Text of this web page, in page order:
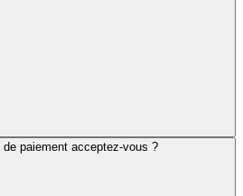
paiement acceptez-vous ?